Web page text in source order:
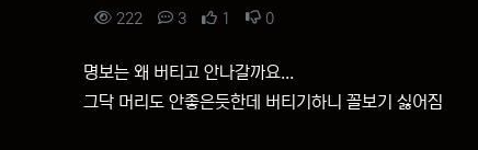
컨텐츠 정보
222 조회 3댓글 1 추천 0비추천
본문
명보는 왜 버티고 안나갈까요...
그닥 머리도 안좋은듯한데 버티기하니 꼴보기 싫어짐